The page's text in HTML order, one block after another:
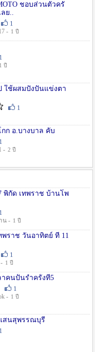
ชอบส่วนตัวครั
ย..
1
- 1 ปี
1
1 ปี
ใช้ผสมปังปั่นแข่งตา
1
ก อ.บางบาล คับ
1
- 2 ปี
พิกัด เทพราช บ้านโพ
1
น - 1 ปี
ราช วันอาทิตย์ ที่ 11
1
1 ปี
คนปั้นรำครั้งที่5
1
- 1 ปี
สนสุพรรณบุรี
1